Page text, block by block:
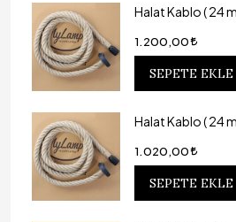
Halat Kablo ( 24
1.200,00
SEPETE EKLE
Halat Kablo ( 24
1.020,00
SEPETE EKLE